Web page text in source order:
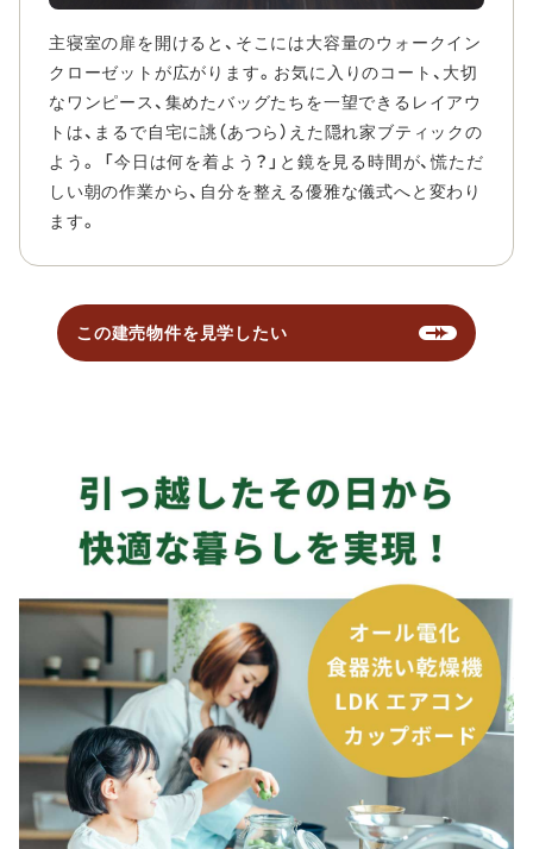
主寝室の扉を開けると、そこには大容量のウォークイン
クローゼットが広がります。お気に入りのコート、大切
なワンピース、集めたバッグたちを一望できるレイアウ
トは、まるで自宅に誂（あつら）えた隠れ家ブティックの
よう。 「今日は何を着よう？」と鏡を見る時間が、慌ただ
しい朝の作業から、自分を整える優雅な儀式へと変わり
ます。
この建売物件を見学したい